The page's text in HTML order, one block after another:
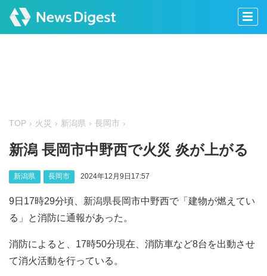
TOP 火災 新潟県 長岡市
新潟 長岡市中野西で火災 炎が上がる
新潟県 長岡市 2024年12月9日17:57
9日17時29分頃、新潟県長岡市中野西で「建物が燃えてい
る」と消防に通報があった。
消防によると、17時50分現在、消防車など8台を出動させ
て消火活動を行っている。